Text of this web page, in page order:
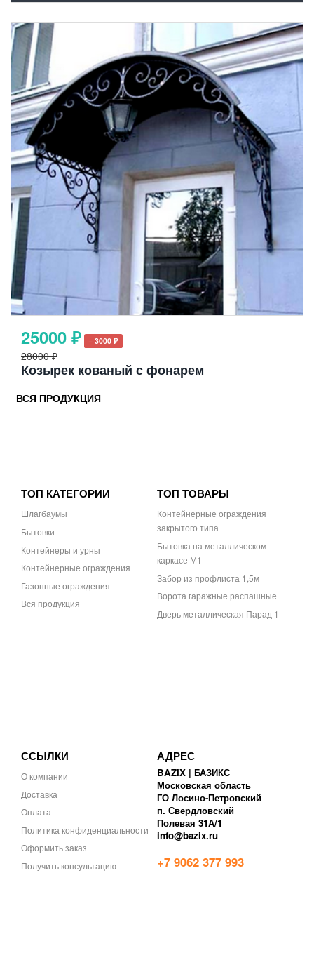
25000 ₽ − 3000 ₽
28000 ₽
Козырек кованый с фонарем
ВСЯ ПРОДУКЦИЯ
ТОП КАТЕГОРИИ
Шлагбаумы
Бытовки
Контейнеры и урны
Контейнерные ограждения
Газонные ограждения
Вся продукция
ТОП ТОВАРЫ
Контейнерные ограждения
закрытого типа
Бытовка на металлическом
каркасе М1
Забор из профлиста 1,5м
Ворота гаражные распашные
Дверь металлическая Парад 1
ССЫЛКИ
О компании
Доставка
Оплата
Политика конфиденциальности
Оформить заказ
Получить консультацию
АДРЕС
BAZIX | БАЗИКС
Московская область
ГО Лосино-Петровский
п. Свердловский
Полевая 31А/1
info@bazix.ru
+7 9062 377 993